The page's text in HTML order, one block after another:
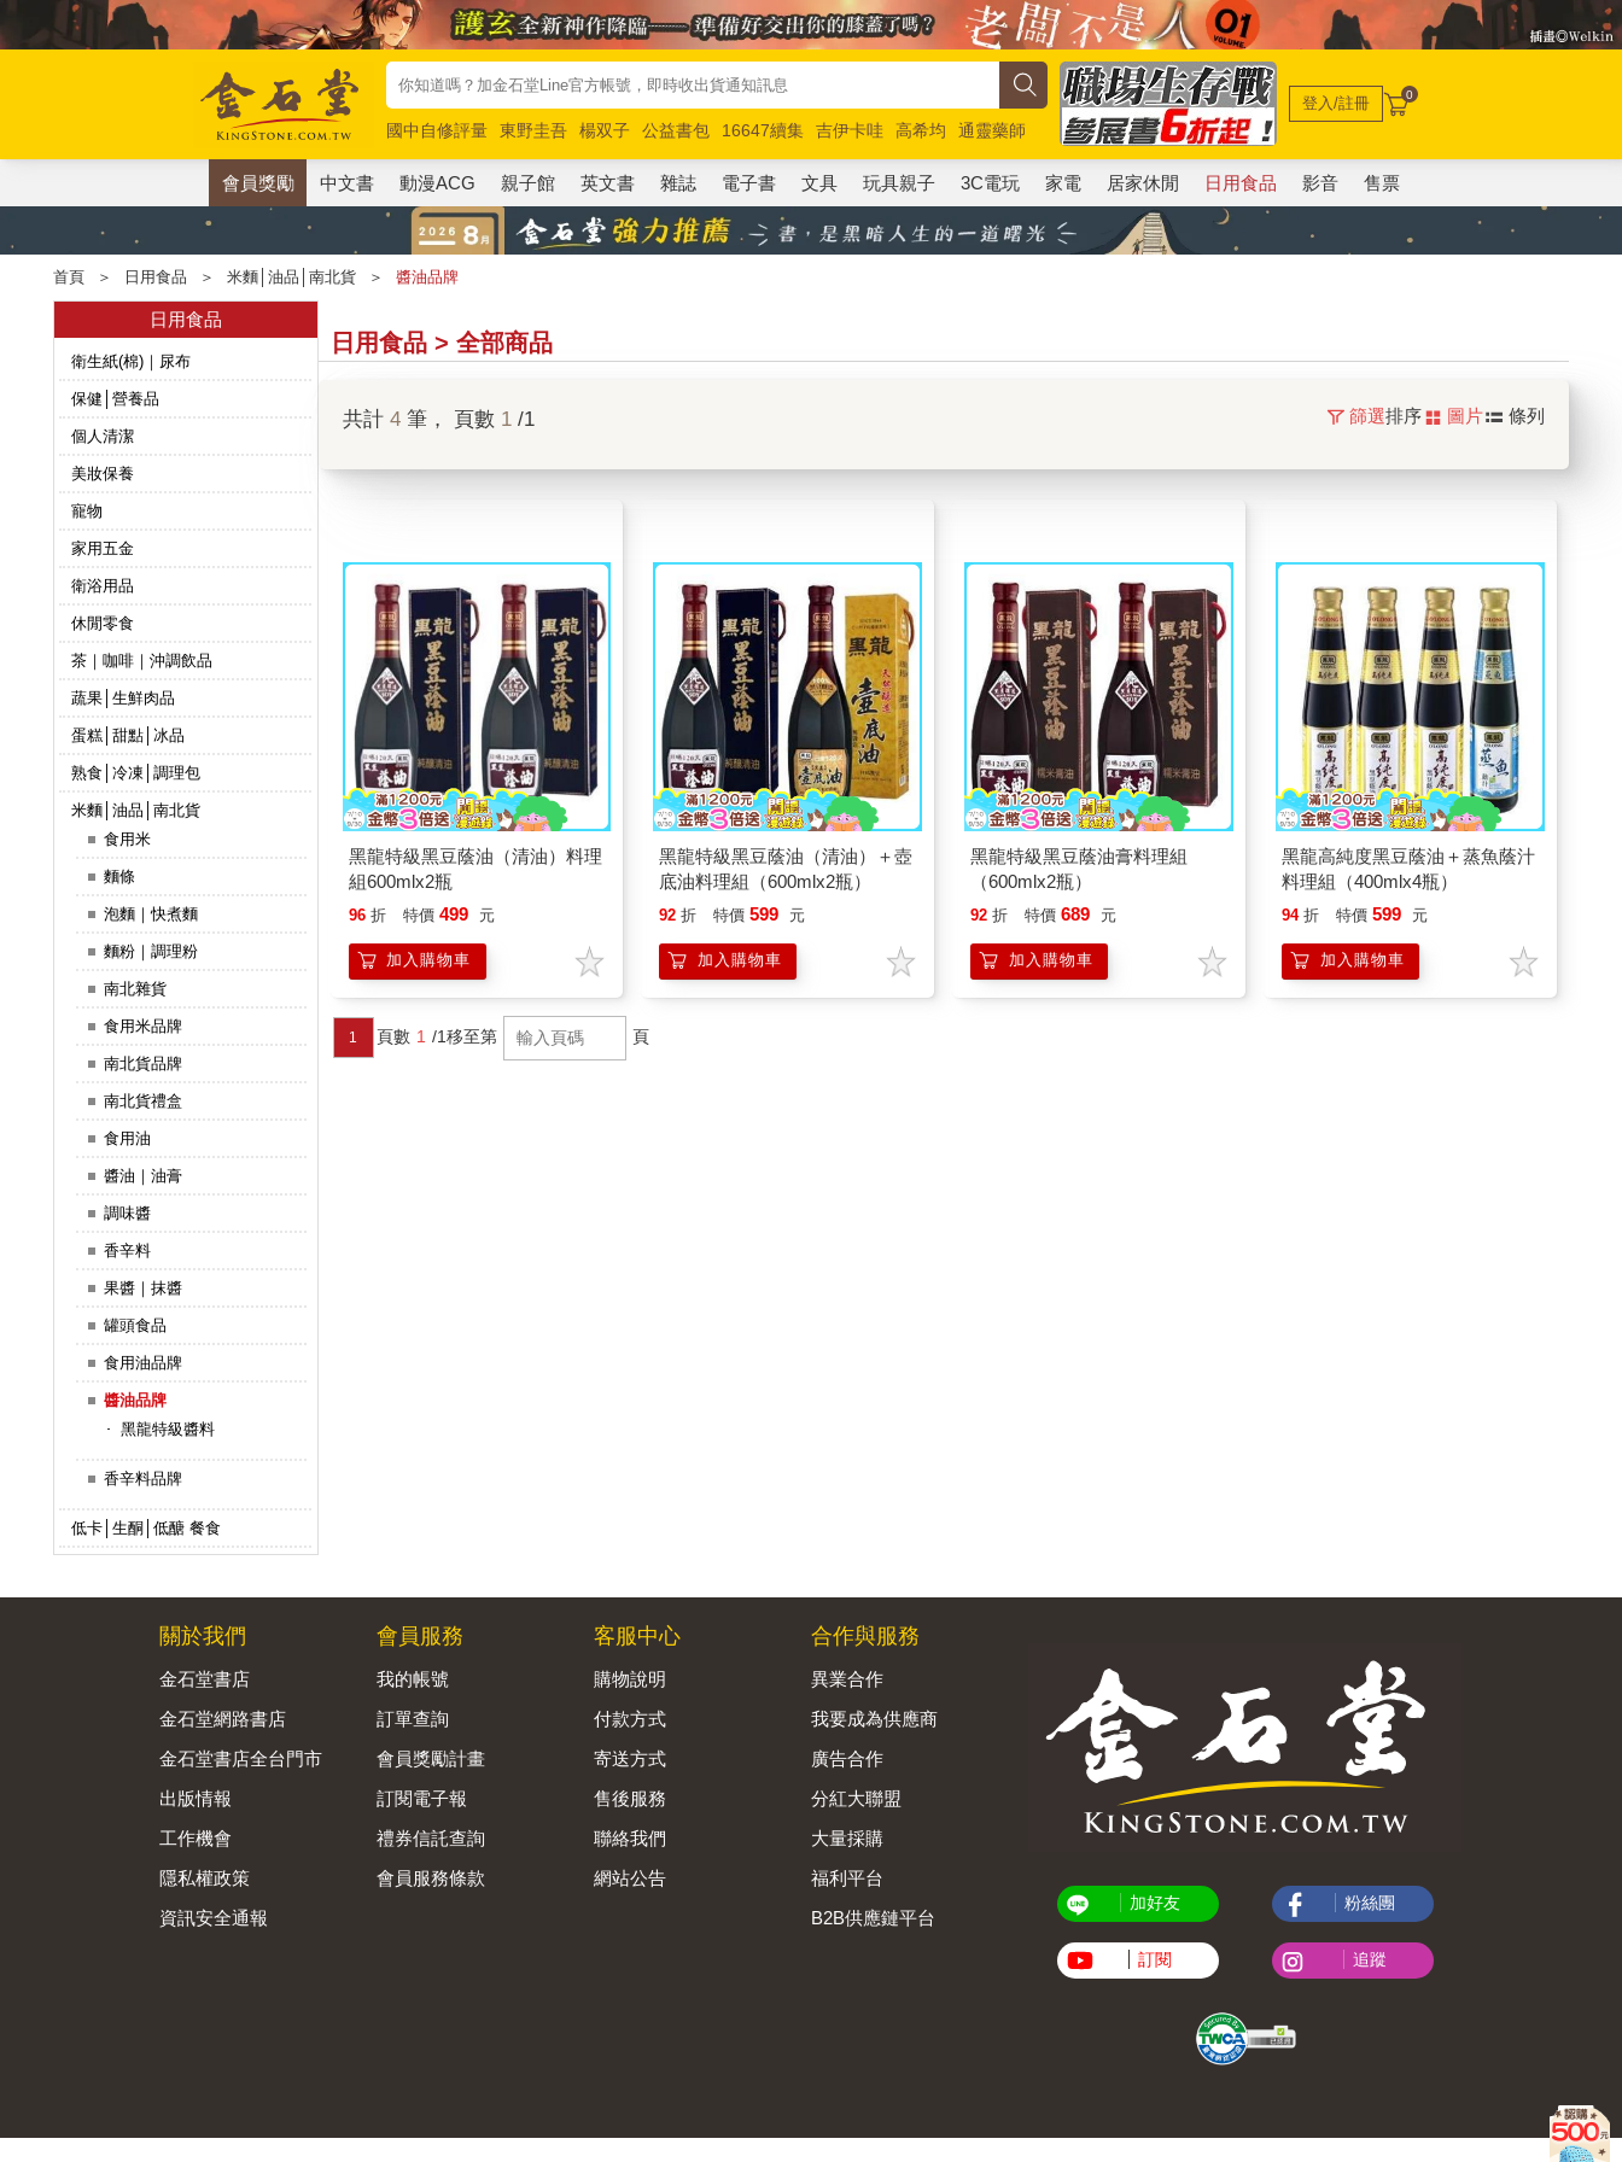
國中自修評量 東野圭吾 楊双子 公益書包 16647續集 吉伊卡哇 高希均
通靈藥師
唯紅花綻放
奧德賽 路邊攤新作 馬斯克 玩具總動員5 超慢跑
登入/註冊 0
會員獎勵 中文書 動漫ACG 親子館 英文書 雜誌 電子書 文具 玩具親子 3C電玩 家電 居家休閒 日用食品 影音 售票
首頁 ＞ 日用食品 ＞ 米麵│油品│南北貨 ＞ 醬油品牌
日用食品
衛生紙(棉)｜尿布
保健│營養品
個人清潔
美妝保養
寵物
家用五金
衛浴用品
休閒零食
茶｜咖啡｜沖調飲品
蔬果│生鮮肉品
蛋糕│甜點│冰品
熟食│冷凍│調理包
米麵│油品│南北貨
食用米
麵條
泡麵｜快煮麵
麵粉｜調理粉
南北雜貨
食用米品牌
南北貨品牌
南北貨禮盒
食用油
醬油｜油膏
調味醬
香辛料
果醬｜抹醬
罐頭食品
食用油品牌
醬油品牌
黑龍特級醬料
香辛料品牌
低卡│生酮│低醣 餐食
日用食品 > 全部商品
共計 4 筆， 頁數 1 /1 篩選排序 圖片 條列
黑龍特級黑豆蔭油（清油）料理
組600mlx2瓶
96 折 特價 499 元
加入購物車
黑龍特級黑豆蔭油（清油）＋壺
底油料理組（600mlx2瓶）
92 折 特價 599 元
加入購物車
黑龍特級黑豆蔭油膏料理組
（600mlx2瓶）
92 折 特價 689 元
加入購物車
黑龍高純度黑豆蔭油＋蒸魚蔭汁
料理組（400mlx4瓶）
94 折 特價 599 元
加入購物車
1 頁數 1 /1移至第 頁
關於我們
金石堂書店
金石堂網路書店
金石堂書店全台門市
出版情報
工作機會
隱私權政策
資訊安全通報
會員服務
我的帳號
訂單查詢
會員獎勵計畫
訂閱電子報
禮券信託查詢
會員服務條款
客服中心
購物說明
付款方式
寄送方式
售後服務
聯絡我們
網站公告
合作與服務
異業合作
我要成為供應商
廣告合作
分紅大聯盟
大量採購
福利平台
B2B供應鏈平台
加好友
訂閱
粉絲團
追蹤